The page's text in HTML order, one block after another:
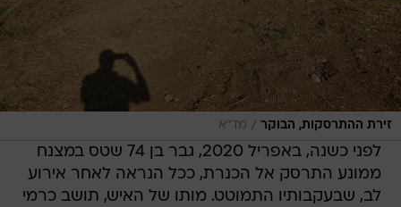
זירת ההתרסקות, הבוקר / מד"א
לפני כשנה, באפריל 2020, גבר בן 74 שטס במצנח
ממונע התרסק אל הכנרת, ככל הנראה לאחר אירוע
לב, שבעקבותיו התמוטט. מותו של האיש, תושב כרמי